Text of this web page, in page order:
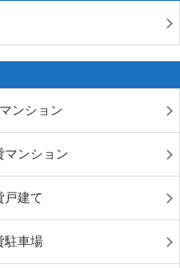
ンション
マンション
戸建て
駐車場